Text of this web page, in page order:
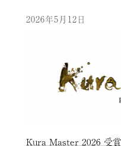
2026年5月12日
Kura Master 2026 受